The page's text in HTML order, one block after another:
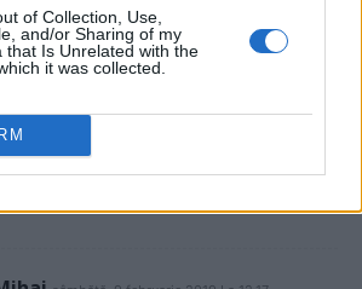
of Collection, Use,
and/or Sharing of my
that Is Unrelated with the
it was collected.
leaga, cu notele astea obtinute la un
din Panciu nu puteai spera sa intri la
dupa trei ani de intrerupere a
cu studiul.
admiterea la Drept era una din cele
si competitive (noua sau zece candidati